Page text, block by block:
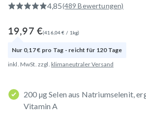
4,85(489 Bewertungen)
19,97 €(416,04 € / 1kg)
Nur 0,17 € pro Tag - reicht für 120 Tage
inkl. MwSt. zzgl. klimaneutraler Versand
200 µg Selen aus Natriumselenit,
Vitamin A